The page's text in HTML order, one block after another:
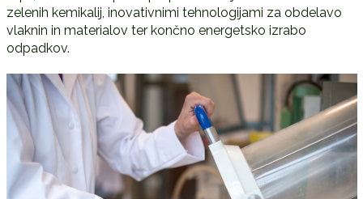
zelenih kemikalij, inovativnimi tehnologijami za obdelavo
vlaknin in materialov ter končno energetsko izrabo
odpadkov.